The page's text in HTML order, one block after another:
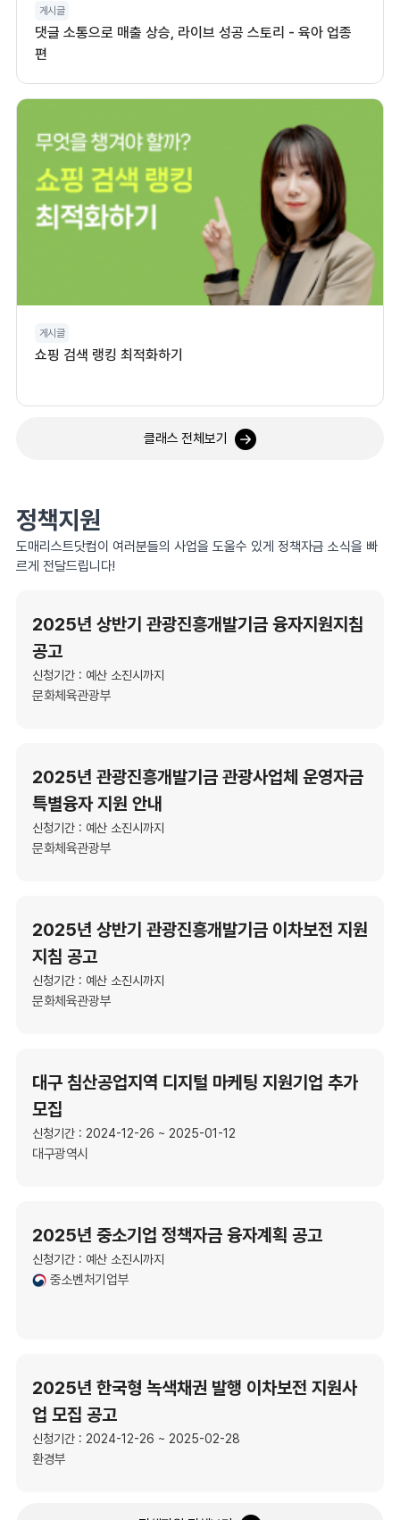
게시글
댓글 소통으로 매출 상승, 라이브 성공 스토리 - 육아 업종
편
게시글
쇼핑 검색 랭킹 최적화하기
클래스 전체보기
정책지원
도매리스트닷컴이 여러분들의 사업을 도울수 있게 정책자금 소식을 빠
르게 전달드립니다!
2025년 상반기 관광진흥개발기금 융자지원지침
공고
신청기간 : 예산 소진시까지
문화체육관광부
2025년 관광진흥개발기금 관광사업체 운영자금
특별융자 지원 안내
신청기간 : 예산 소진시까지
문화체육관광부
2025년 상반기 관광진흥개발기금 이차보전 지원
지침 공고
신청기간 : 예산 소진시까지
문화체육관광부
대구 침산공업지역 디지털 마케팅 지원기업 추가
모집
신청기간 : 2024-12-26 ~ 2025-01-12
대구광역시
2025년 중소기업 정책자금 융자계획 공고
신청기간 : 예산 소진시까지
중소벤처기업부
2025년 한국형 녹색채권 발행 이차보전 지원사
업 모집 공고
신청기간 : 2024-12-26 ~ 2025-02-28
환경부